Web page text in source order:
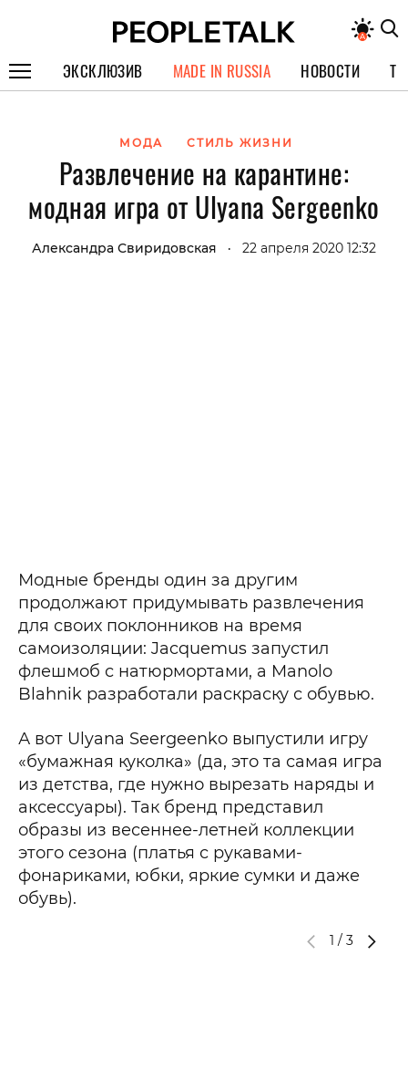
ЭКСКЛЮЗИВ
СПЕЦПРОЕКТЫ
ИНТЕРВЬЮ
ПОКОЛЕНИЕ
MADE IN RUSSIA НОВОСТИ
МОДА СТИЛЬ ЖИЗНИ
Развлечение на карантине:
модная игра от Ulyana Sergeenko
Александра Свиридовская • 22 апреля 2020 12:32
Модные бренды один за другим
продолжают придумывать развлечения
для своих поклонников на время
самоизоляции: Jacquemus запустил
флешмоб с натюрмортами, а Manolo
Blahnik разработали раскраску с обувью.
А вот Ulyana Seergeenko выпустили игру
«бумажная куколка» (да, это та самая игра
из детства, где нужно вырезать наряды и
аксессуары). Так бренд представил
образы из весеннее-летней коллекции
этого сезона (платья с рукавами-
фонариками, юбки, яркие сумки и даже
обувь).
1 / 3